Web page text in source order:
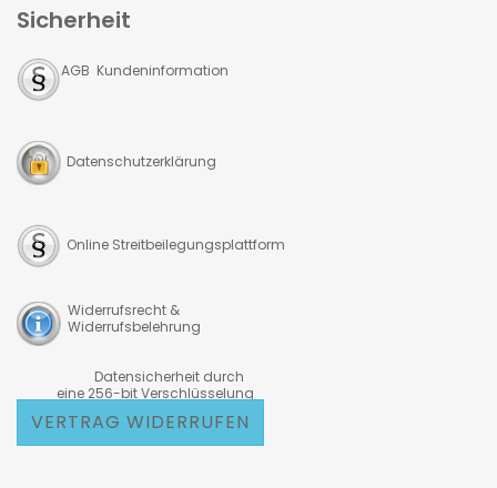
Sicherheit
AGB Kundeninformation
Datenschutzerklärung
Online Streitbeilegungsplattform
Widerrufsrecht &
Widerrufsbelehrung
Datensicherheit durch
eine 256-bit Verschlüsselung
VERTRAG WIDERRUFEN